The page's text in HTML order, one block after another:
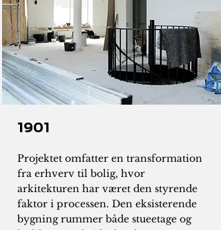
1901
Projektet omfatter en transformation
fra erhverv til bolig, hvor
arkitekturen har været den styrende
faktor i processen. Den eksisterende
bygning rummer både stueetage og